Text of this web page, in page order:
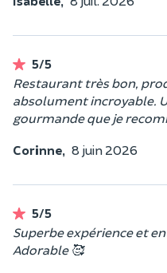
5/5
Restaurant très bon,
absolument incroyable.
gourmande que je
Corinne, 8 juin 2026
5/5
Superbe expérience et
Adorable 🥰